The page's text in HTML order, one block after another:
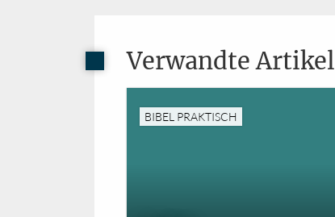
Verwandte Artikel
BIBEL PRAKTISCH